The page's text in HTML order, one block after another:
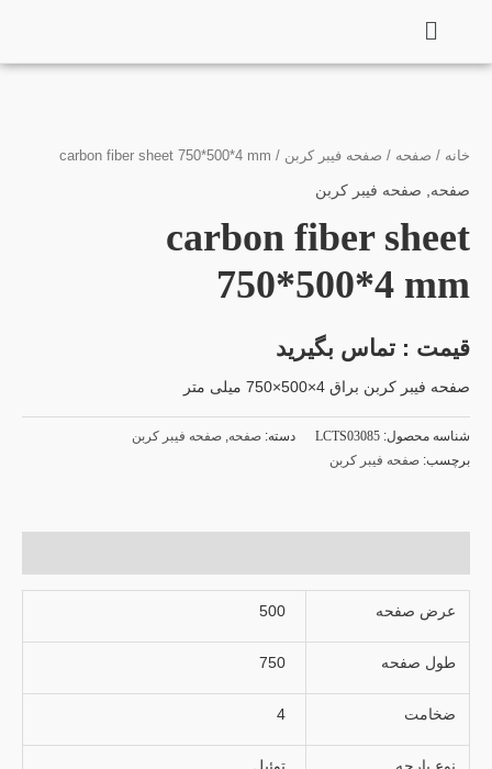
محتوا
خانه / صفحه / صفحه فیبر کربن / carbon fiber sheet 750*500*4 mm
صفحه صفحه فیبر کربن
carbon fiber sheet
750*500*4 mm
قیمت : تماس بگیرید
صفحه فیبر کربن براق 4×500×750 میلی متر
شناسه محصول: LCTS03085 دسته: صفحه صفحه فیبر کربن
برچسب: صفحه فیبر کربن
عرض صفحه 500
طول صفحه 750
ضخامت 4